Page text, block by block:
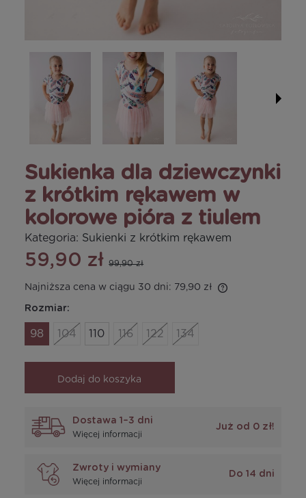
Sukienka dla dziewczynki
z krótkim rękawem w
kolorowe pióra z tiulem
Kategoria: Sukienki z krótkim rękawem
59,90 zł 99,90 zł
Najniższa cena w ciągu 30 dni: 79,90 zł
Rozmiar:
98 104 110 116 122 134
Dodaj do koszyka
Dostawa 1–3 dni
Więcej informacji
Już od 0 zł!
Zwroty i wymiany
Więcej informacji
Do 14 dni